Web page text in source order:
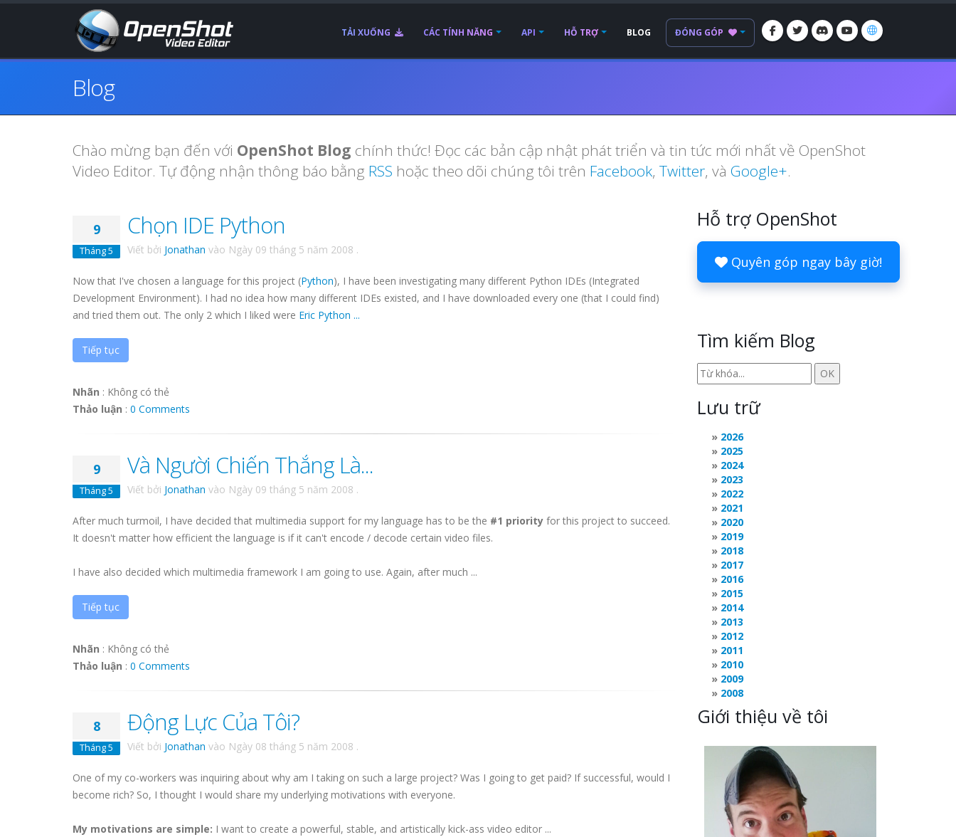
TẢI XUỐNG CÁC TÍNH NĂNG API HỖ TRỢ BLOG ĐÓNG GÓP
Blog
Chào mừng bạn đến với OpenShot Blog chính thức! Đọc các bản cập nhật phát triển và tin tức mới nhất về OpenShot
Video Editor. Tự động nhận thông báo bằng RSS hoặc theo dõi chúng tôi trên Facebook, Twitter, và Google+.
9
Tháng 5
Chọn IDE Python
Viết bởi Jonathan vào Ngày 09 tháng 5 năm 2008 .
Now that I've chosen a language for this project (Python), I have been investigating many different Python IDEs (Integrated
Development Environment). I had no idea how many different IDEs existed, and I have downloaded every one (that I could find)
and tried them out. The only 2 which I liked were Eric Python ...
Tiếp tục
Nhãn : Không có thẻ
Thảo luận : 0 Comments
9
Tháng 5
Và Người Chiến Thắng Là...
Viết bởi Jonathan vào Ngày 09 tháng 5 năm 2008 .
After much turmoil, I have decided that multimedia support for my language has to be the #1 priority for this project to succeed.
It doesn't matter how efficient the language is if it can't encode / decode certain video files.
I have also decided which multimedia framework I am going to use. Again, after much ...
Tiếp tục
Nhãn : Không có thẻ
Thảo luận : 0 Comments
8
Tháng 5
Động Lực Của Tôi?
Viết bởi Jonathan vào Ngày 08 tháng 5 năm 2008 .
One of my co-workers was inquiring about why am I taking on such a large project? Was I going to get paid? If successful, would I
become rich? So, I thought I would share my underlying motivations with everyone.
My motivations are simple: I want to create a powerful, stable, and artistically kick-ass video editor ...
Hỗ trợ OpenShot
Quyên góp ngay bây giờ!
Tìm kiếm Blog
Lưu trữ
2026
2025
2024
2023
2022
2021
2020
2019
2018
2017
2016
2015
2014
2013
2012
2011
2010
2009
2008
Giới thiệu về tôi